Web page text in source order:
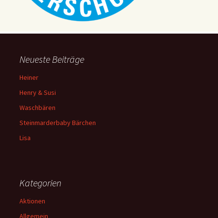
t
o
n
Neueste Beiträge
Heiner
Henry & Susi
Waschbären
Steinmarderbaby Bärchen
Lisa
Kategorien
Aktionen
Allgemein